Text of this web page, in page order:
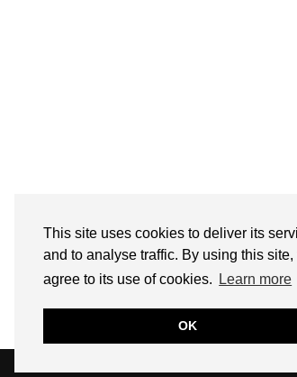
This site uses cookies to deliver its
and to analyse traffic. By using this site,
agree to its use of cookies.
Learn more
OK